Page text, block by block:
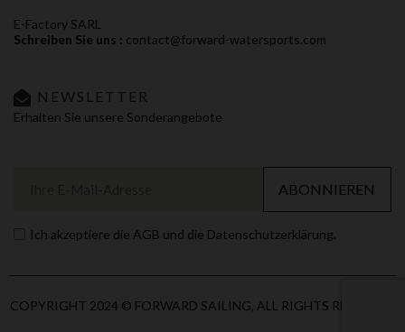
E-Factory SARL
Schreiben Sie uns : contact@forward-watersports.com
NEWSLETTER
Erhalten Sie unsere Sonderangebote
ABONNIEREN
Ich akzeptiere die AGB und die Datenschutzerklärung.
COPYRIGHT 2024 © FORWARD SAILING, ALL RIGHTS RESERVED